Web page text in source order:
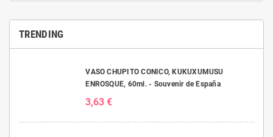
TRENDING
VASO CHUPITO CONICO, KUKUXUMUSU
ENROSQUE, 60ml. - Souvenir de España
3,63 €